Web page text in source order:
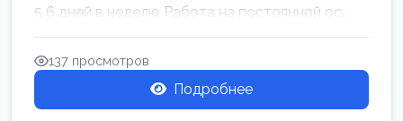
5 6 дней в неделю Работа на постоянной ос...
137 просмотров
Подробнее